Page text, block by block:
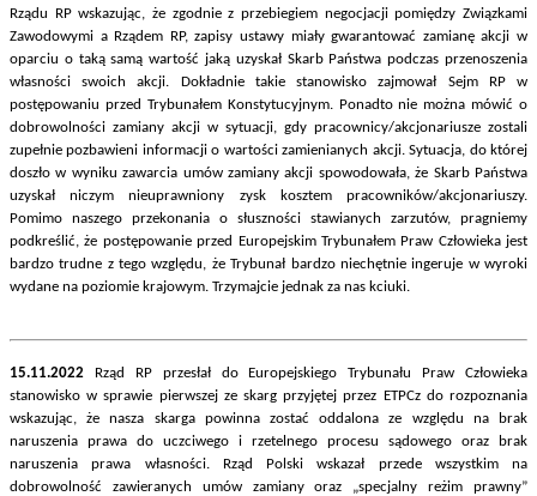
Rządu RP wskazując, że zgodnie z przebiegiem negocjacji pomiędzy Związkami
Zawodowymi a Rządem RP, zapisy ustawy miały gwarantować zamianę akcji w
oparciu o taką samą wartość jaką uzyskał Skarb Państwa podczas przenoszenia
własności swoich akcji. Dokładnie takie stanowisko zajmował Sejm RP w
postępowaniu przed Trybunałem Konstytucyjnym. Ponadto nie można mówić o
dobrowolności zamiany akcji w sytuacji, gdy pracownicy/akcjonariusze zostali
zupełnie pozbawieni informacji o wartości zamienianych akcji. Sytuacja, do której
doszło w wyniku zawarcia umów zamiany akcji spowodowała, że Skarb Państwa
uzyskał niczym nieuprawniony zysk kosztem pracowników/akcjonariuszy.
Pomimo naszego przekonania o słuszności stawianych zarzutów, pragniemy
podkreślić, że postępowanie przed Europejskim Trybunałem Praw Człowieka jest
bardzo trudne z tego względu, że Trybunał bardzo niechętnie ingeruje w wyroki
wydane na poziomie krajowym. Trzymajcie jednak za nas kciuki.
15.11.2022 Rząd RP przesłał do Europejskiego Trybunału Praw Człowieka
stanowisko w sprawie pierwszej ze skarg przyjętej przez ETPCz do rozpoznania
wskazując, że nasza skarga powinna zostać oddalona ze względu na brak
naruszenia prawa do uczciwego i rzetelnego procesu sądowego oraz brak
naruszenia prawa własności. Rząd Polski wskazał przede wszystkim na
dobrowolność zawieranych umów zamiany oraz „specjalny reżim prawny”